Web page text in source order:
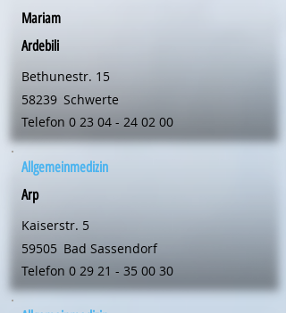
Mariam
Ardebili
Bethunestr. 15
58239 Schwerte
Telefon 0 23 04 - 24 02 00
Allgemeinmedizin
Arp
Kaiserstr. 5
59505 Bad Sassendorf
Telefon 0 29 21 - 35 00 30